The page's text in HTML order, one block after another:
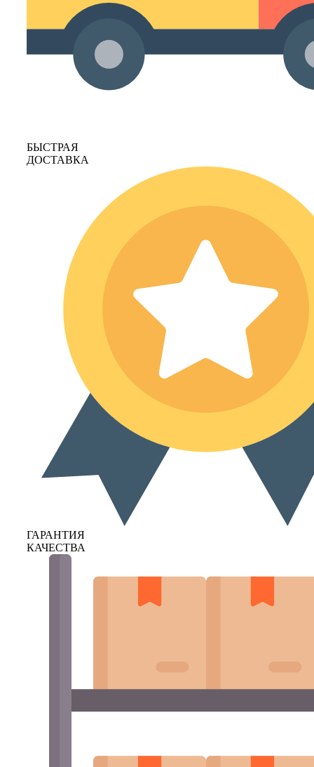
БЫСТРАЯ
ДОСТАВКА
ГАРАНТИЯ
КАЧЕСТВА